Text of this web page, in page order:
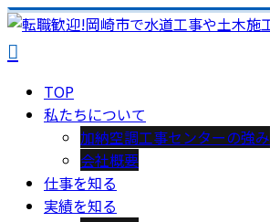
TOP
私たちについて
加納空調工事センターの強み
会社概要
仕事を知る
実績を知る